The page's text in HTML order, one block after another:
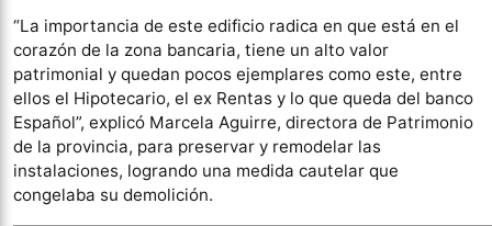
“La importancia de este edificio radica en que está en el
corazón de la zona bancaria, tiene un alto valor
patrimonial y quedan pocos ejemplares como este, entre
ellos el Hipotecario, el ex Rentas y lo que queda del banco
Español”, explicó Marcela Aguirre, directora de Patrimonio
de la provincia, para preservar y remodelar las
instalaciones, logrando una medida cautelar que
congelaba su demolición.